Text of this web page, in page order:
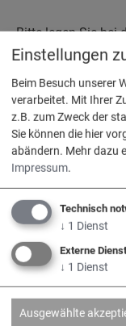
Bitte legen Sie bei
Fischereizeugnis
Zuständige
Sandra Pest
Brigitte Redl
Einstellungen
Beim Besuch unserer
verarbeitet. Mit Ihrer
z.B. zum Zweck der
Sie können die hier
abändern. Mehr dazu
Impressum.
Technisch
↓ 1 Dienst
Externe
↓ 1 Dienst
Ausgewählte